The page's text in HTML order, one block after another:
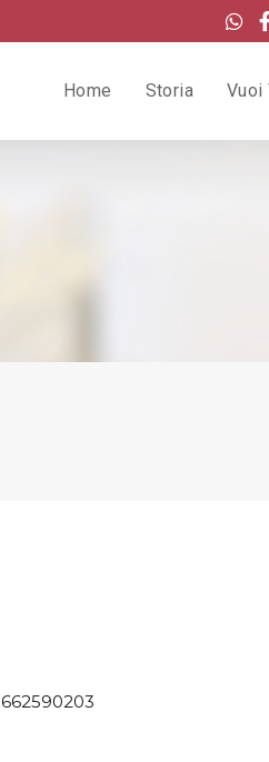
Home Storia Vuoi